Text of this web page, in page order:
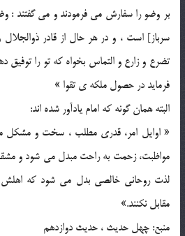
بر وضو را سفارش مي فرمودند و مي گفتند :
سرباز] است ، و در هر حال از قادر ذوالجلال
تضرع و زارع و التماس بخواه که تو را توفيق
فرمايد در حصول ملکه ي تقوا »
البته همان گونه که امام يادآور شده اند:
« اوايل امر، قدري مطلب ، سخت و مشکل
مواظبت، زحمت به راحت مبدل مي شود و
لذت روحاني خالصي بدل مي شود که اهلش
مقابل نکنند.»
منبع: چهل حديث ، حديث دوازدهم